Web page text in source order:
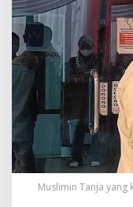
Muslimin Tanja yang